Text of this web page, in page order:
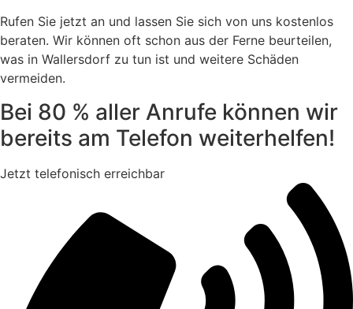
Rufen Sie jetzt an und lassen Sie sich von uns kostenlos
beraten. Wir können oft schon aus der Ferne beurteilen,
was in Wallersdorf zu tun ist und weitere Schäden
vermeiden.
Bei 80 % aller Anrufe können wir
bereits am Telefon weiterhelfen!
Jetzt telefonisch erreichbar